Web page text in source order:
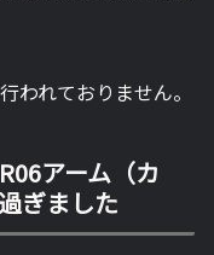
われておりません。
アーム（カ
ぎました